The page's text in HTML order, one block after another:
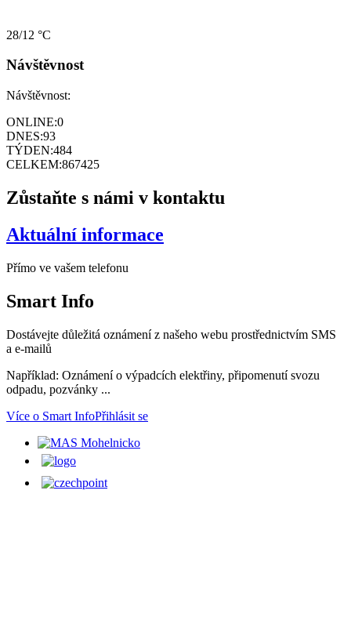
28/12 °C
Návštěvnost
Návštěvnost:
ONLINE:0
DNES:93
TÝDEN:484
CELKEM:867425
Zůstaňte s námi v kontaktu
Aktuální informace
Přímo ve vašem telefonu
Smart Info
Dostávejte důležitá oznámení z našeho webu prostřednictvím SMS
a e-mailů
Například: Oznámení o výpadcích elektřiny, připomenutí svozu
odpadu, pozvánky ...
Více o Smart InfoPřihlásit se